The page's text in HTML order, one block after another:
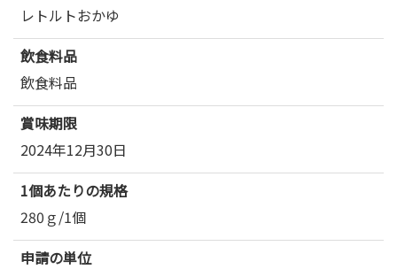
レトルトおかゆ
飲食料品
飲食料品
賞味期限
2024年12月30日
1個あたりの規格
280ｇ/1個
申請の単位